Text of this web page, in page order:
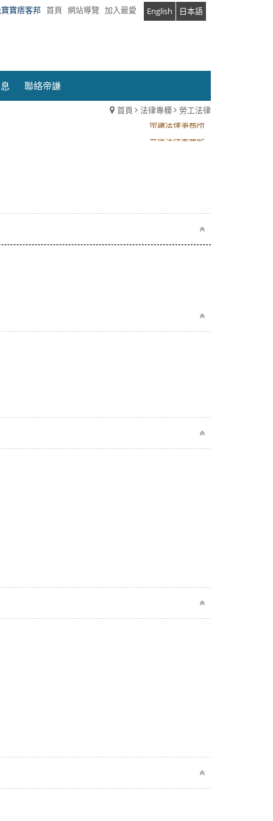
寶痞客邦 首頁 網站導覽 加入最愛 English 日本語
聯絡帝謙
首頁 法律專欄
勞工法律
帝謙法律事務所